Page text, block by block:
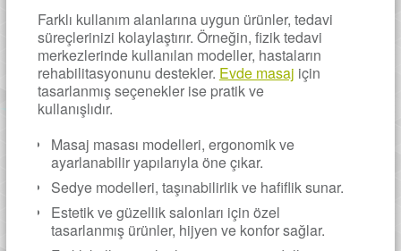
Farklı kullanım alanlarına uygun ürünler, tedavi
süreçlerinizi kolaylaştırır. Örneğin, fizik tedavi
merkezlerinde kullanılan modeller, hastaların
rehabilitasyonunu destekler. Evde masaj için
tasarlanmış seçenekler ise pratik ve
kullanışlıdır.
Masaj masası modelleri, ergonomik ve
ayarlanabilir yapılarıyla öne çıkar.
Sedye modelleri, taşınabilirlik ve hafiflik sunar.
Estetik ve güzellik salonları için özel
tasarlanmış ürünler, hijyen ve konfor sağlar.